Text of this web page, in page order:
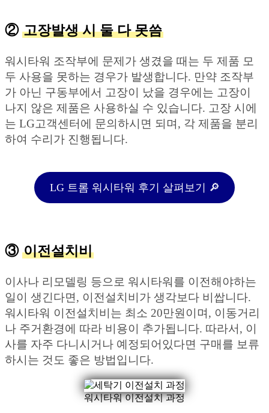
② 고장발생 시 둘 다 못씀
워시타워 조작부에 문제가 생겼을 때는 두 제품 모
두 사용을 못하는 경우가 발생합니다. 만약 조작부
가 아닌 구동부에서 고장이 났을 경우에는 고장이
나지 않은 제품은 사용하실 수 있습니다. 고장 시에
는 LG고객센터에 문의하시면 되며, 각 제품을 분리
하여 수리가 진행됩니다.
LG 트롬 워시타워 후기 살펴보기 🔎
③ 이전설치비
이사나 리모델링 등으로 워시타워를 이전해야하는
일이 생긴다면, 이전설치비가 생각보다 비쌉니다.
워시타워 이전설치비는 최소 20만원이며, 이동거리
나 주거환경에 따라 비용이 추가됩니다. 따라서, 이
사를 자주 다니시거나 예정되어있다면 구매를 보류
하시는 것도 좋은 방법입니다.
워시타워 이전설치 과정